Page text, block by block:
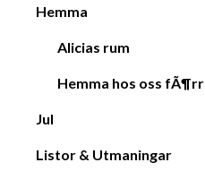
Hemma
Alicias rum
Hemma hos oss fÃ¶rr
Jul
Listor & Utmaningar